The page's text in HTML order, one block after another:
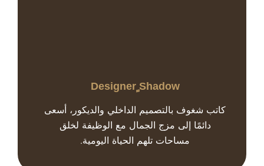
Designer ٍshadow
كاتب شغوف بالتصميم الداخلي والديكور، أسعى
دائمًا إلى مزج الجمال مع الوظيفة لخلق
مساحات تلهم الحياة اليومية.